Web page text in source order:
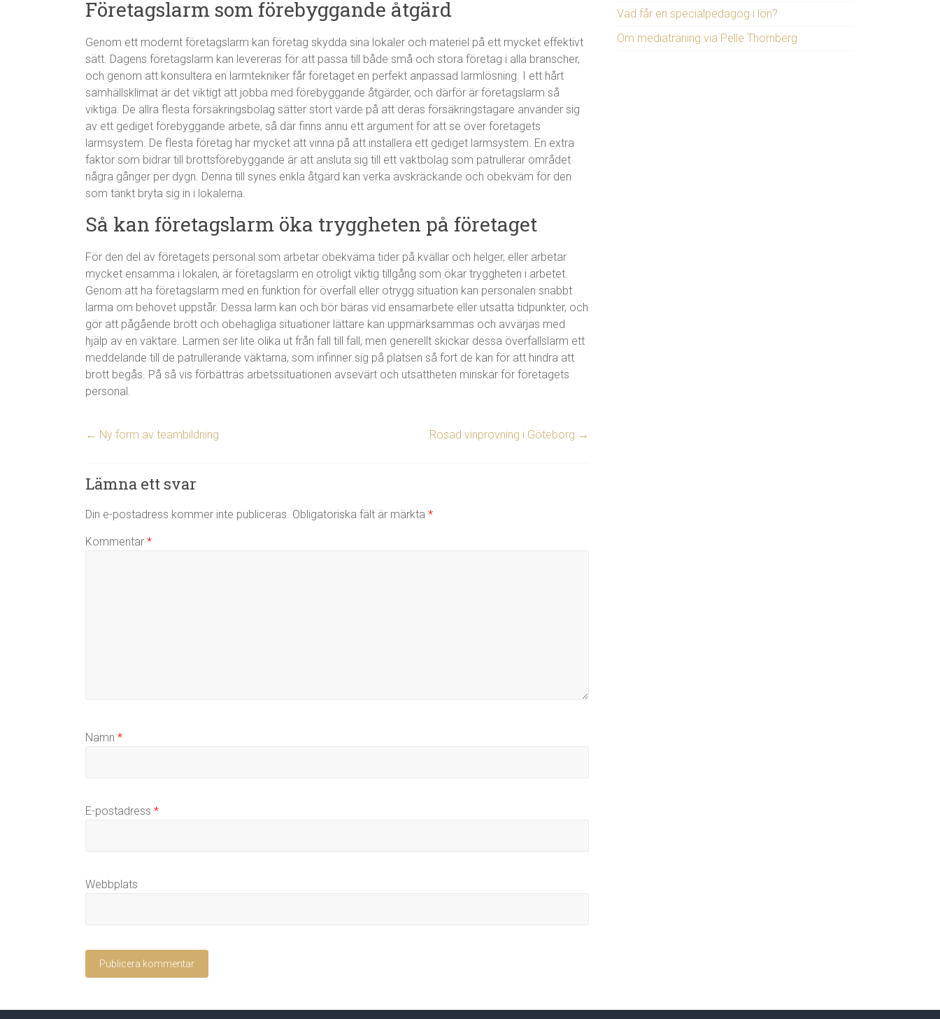
Företagslarm som förebyggande åtgärd
Genom ett modernt företagslarm kan företag skydda sina lokaler och materiel på ett mycket effektivt
sätt. Dagens företagslarm kan levereras för att passa till både små och stora företag i alla branscher,
och genom att konsultera en larmtekniker får företaget en perfekt anpassad larmlösning. I ett hårt
samhällsklimat är det viktigt att jobba med förebyggande åtgärder, och därför är företagslarm så
viktiga. De allra flesta försäkringsbolag sätter stort värde på att deras försäkringstagare använder sig
av ett gediget förebyggande arbete, så där finns ännu ett argument för att se över företagets
larmsystem. De flesta företag har mycket att vinna på att installera ett gediget larmsystem. En extra
faktor som bidrar till brottsförebyggande är att ansluta sig till ett vaktbolag som patrullerar området
några gånger per dygn. Denna till synes enkla åtgärd kan verka avskräckande och obekväm för den
som tänkt bryta sig in i lokalerna.
Så kan företagslarm öka tryggheten på företaget
För den del av företagets personal som arbetar obekväma tider på kvällar och helger, eller arbetar
mycket ensamma i lokalen, är företagslarm en otroligt viktig tillgång som ökar tryggheten i arbetet.
Genom att ha företagslarm med en funktion för överfall eller otrygg situation kan personalen snabbt
larma om behovet uppstår. Dessa larm kan och bör bäras vid ensamarbete eller utsatta tidpunkter, och
gör att pågående brott och obehagliga situationer lättare kan uppmärksammas och avvärjas med
hjälp av en väktare. Larmen ser lite olika ut från fall till fall, men generellt skickar dessa överfallslarm ett
meddelande till de patrullerande väktarna, som infinner sig på platsen så fort de kan för att hindra att
brott begås. På så vis förbättras arbetssituationen avsevärt och utsattheten minskar för företagets
personal.
← Ny form av teambildning Rosad vinprovning i Göteborg →
Lämna ett svar
Din e-postadress kommer inte publiceras. Obligatoriska fält är märkta *
Kommentar *
Namn *
E-postadress *
Webbplats
Vad får en specialpedagog i lön?
Om mediaträning via Pelle Thornberg